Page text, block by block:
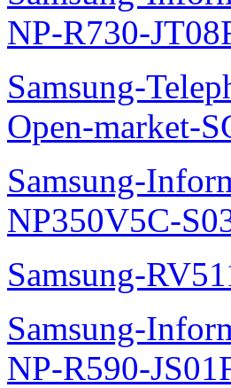
NP-R730-
Samsung-
Open-market-
Samsung-
NP350V5C-
Samsung-
Samsung-
NP-R590-